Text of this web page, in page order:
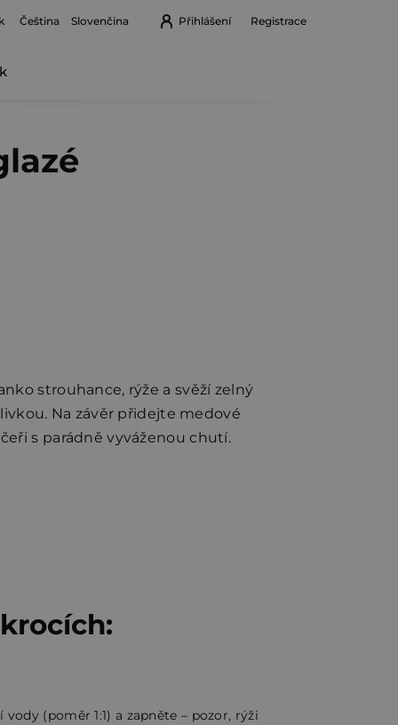
Čeština Slovenčina Přihlášení Registrace
Nákupní
strouhance, rýže a svěží zelný
Na závěr přidejte medové
s parádně vyváženou chutí.
(poměr 1:1) a zapněte – pozor, rýži